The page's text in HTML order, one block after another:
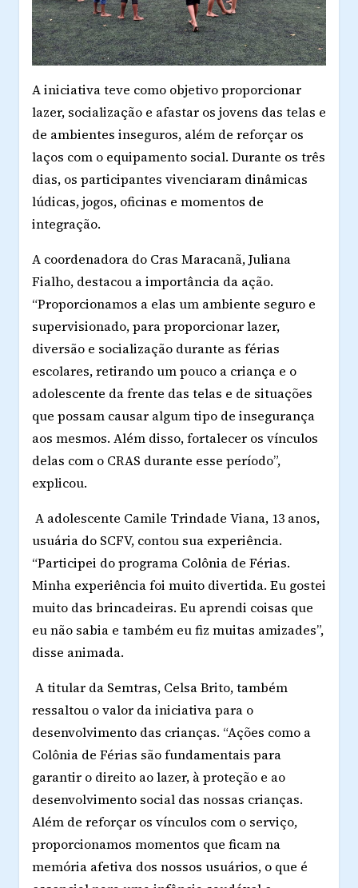
A iniciativa teve como objetivo proporcionar
lazer, socialização e afastar os jovens das telas e
de ambientes inseguros, além de reforçar os
laços com o equipamento social. Durante os três
dias, os participantes vivenciaram dinâmicas
lúdicas, jogos, oficinas e momentos de
integração.
A coordenadora do Cras Maracanã, Juliana
Fialho, destacou a importância da ação.
“Proporcionamos a elas um ambiente seguro e
supervisionado, para proporcionar lazer,
diversão e socialização durante as férias
escolares, retirando um pouco a criança e o
adolescente da frente das telas e de situações
que possam causar algum tipo de insegurança
aos mesmos. Além disso, fortalecer os vínculos
delas com o CRAS durante esse período”,
explicou.
A adolescente Camile Trindade Viana, 13 anos,
usuária do SCFV, contou sua experiência.
“Participei do programa Colônia de Férias.
Minha experiência foi muito divertida. Eu gostei
muito das brincadeiras. Eu aprendi coisas que
eu não sabia e também eu fiz muitas amizades”,
disse animada.
A titular da Semtras, Celsa Brito, também
ressaltou o valor da iniciativa para o
desenvolvimento das crianças. “Ações como a
Colônia de Férias são fundamentais para
garantir o direito ao lazer, à proteção e ao
desenvolvimento social das nossas crianças.
Além de reforçar os vínculos com o serviço,
proporcionamos momentos que ficam na
memória afetiva dos nossos usuários, o que é